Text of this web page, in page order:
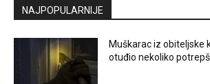
NAJPOPULARNIJE
Muškarac iz obiteljske
otuđio nekoliko